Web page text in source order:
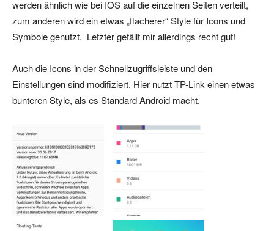
werden ähnlich wie bei IOS auf die einzelnen Seiten verteilt,
zum anderen wird ein etwas „flacherer“ Style für Icons und
Symbole genutzt. Letzter gefällt mir allerdings recht gut!
Auch die Icons in der Schnellzugriffsleiste und den
Einstellungen sind modifiziert. Hier nutzt TP-Link einen etwas
bunteren Style, als es Standard Android macht.